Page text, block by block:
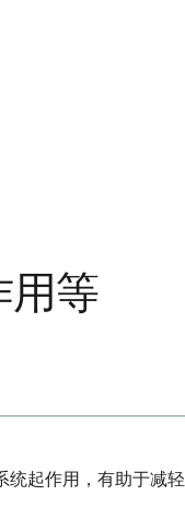
用等
起作用，有助于